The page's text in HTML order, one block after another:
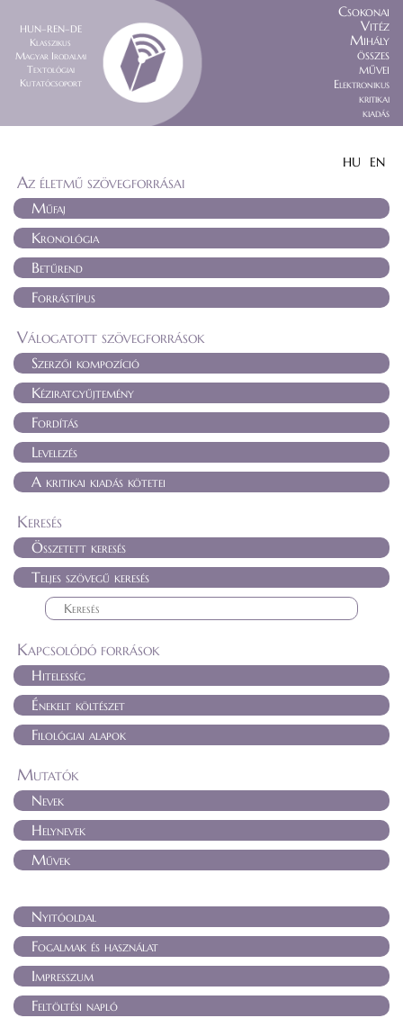
HUN–REN–DE
Klasszikus
Magyar Irodalmi
Textológiai
Kutatócsoport
Csokonai
Vitéz
Mihály
összes
művei
Elektronikus
kritikai
kiadás
HU EN
Az életmű szövegforrásai
Műfaj
Kronológia
Betűrend
Forrástípus
Válogatott szövegforrások
Szerzői kompozíció
Kéziratgyűjtemény
Fordítás
Levelezés
A kritikai kiadás kötetei
Keresés
Összetett keresés
Teljes szövegű keresés
Kapcsolódó források
Hitelesség
Énekelt költészet
Filológiai alapok
Mutatók
Nevek
Helynevek
Művek
Nyitóoldal
Fogalmak és használat
Impresszum
Feltöltési napló